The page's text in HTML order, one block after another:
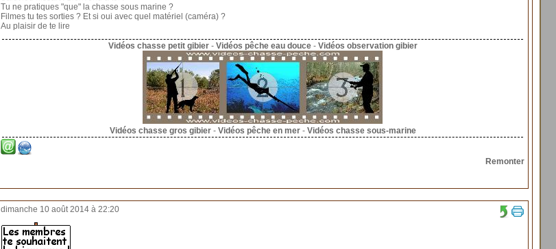
Tu ne pratiques "que" la chasse sous marine ?
Filmes tu tes sorties ? Et si oui avec quel matériel (caméra) ?
Au plaisir de te lire
Vidéos chasse petit gibier- Vidéos pêche eau douce- Vidéos observation gibier
Vidéos chasse gros gibier- Vidéos pêche en mer- Vidéos chasse sous-marine
Remonter
dimanche 10 août 2014 à 22:20